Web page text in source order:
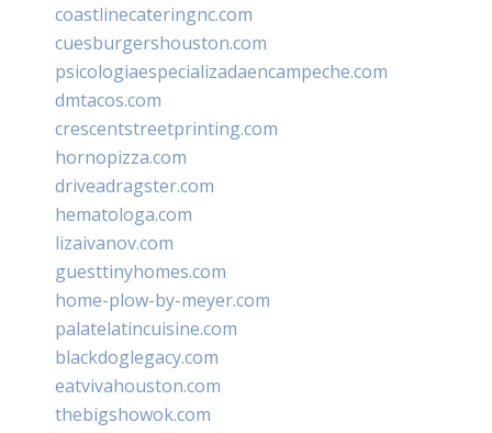
coastlinecateringnc.com
cuesburgershouston.com
psicologiaespecializadaencampeche.com
dmtacos.com
crescentstreetprinting.com
hornopizza.com
driveadragster.com
hematologa.com
lizaivanov.com
guesttinyhomes.com
home-plow-by-meyer.com
palatelatincuisine.com
blackdoglegacy.com
eatvivahouston.com
thebigshowok.com